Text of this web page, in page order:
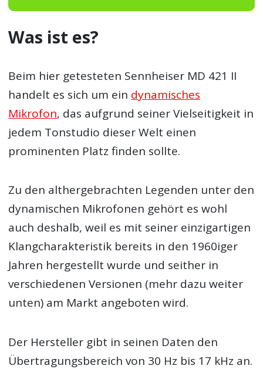
Was ist es?
Beim hier getesteten Sennheiser MD 421 II
handelt es sich um ein dynamisches
Mikrofon, das aufgrund seiner Vielseitigkeit in
jedem Tonstudio dieser Welt einen
prominenten Platz finden sollte.
Zu den althergebrachten Legenden unter den
dynamischen Mikrofonen gehört es wohl
auch deshalb, weil es mit seiner einzigartigen
Klangcharakteristik bereits in den 1960iger
Jahren hergestellt wurde und seither in
verschiedenen Versionen (mehr dazu weiter
unten) am Markt angeboten wird.
Der Hersteller gibt in seinen Daten den
Übertragungsbereich von 30 Hz bis 17 kHz an.